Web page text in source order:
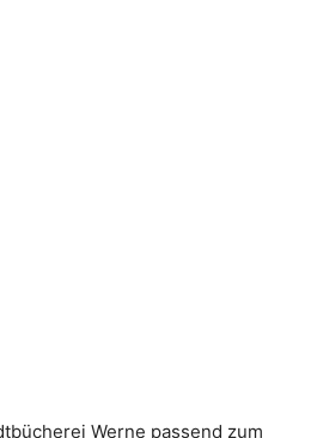
Werne passend zum